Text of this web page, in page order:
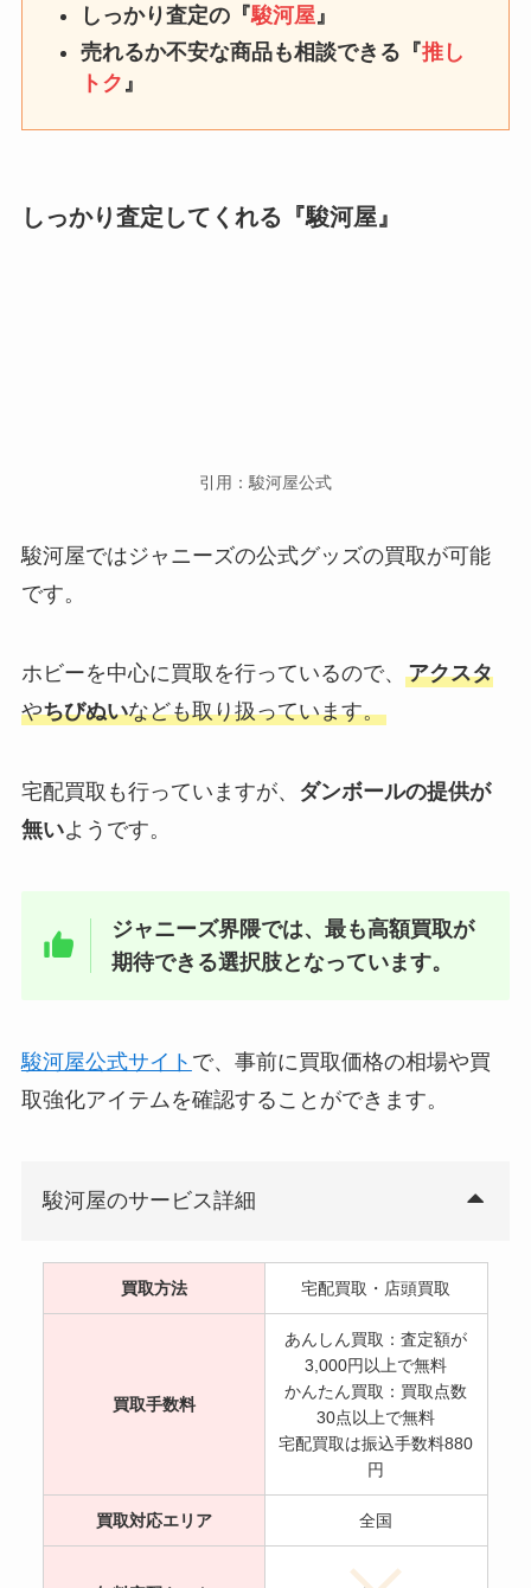
ころを見極めるには？買取相場や
持ち込み・口コミ悪いなども調査
会員数も調査
抜き打ちなの？同行者・本人確認
しっかり査定の『駿河屋』
売れるか不安な商品も相談できる『推し
トク 』
しっかり査定してくれる『駿河屋』
引用：駿河屋公式
駿河屋ではジャニーズの公式グッズの買取が可能
です。
ホビーを中心に買取を行っているので、 アクスタ
やちびぬいなども取り扱っています。
宅配買取も行っていますが、 ダンボールの提供が
無いようです。
ジャニーズ界隈では、最も高額買取が
期待できる選択肢となっています。
駿河屋公式サイト で、事前に買取価格の相場や買
取強化アイテムを確認することができます。
駿河屋のサービス詳細
買取方法 宅配買取・店頭買取
買取手数料
あんしん買取：査定額が
3,000円以上で無料
かんたん買取：買取点数
30点以上で無料
宅配買取は振込手数料880
円
買取対応エリア 全国